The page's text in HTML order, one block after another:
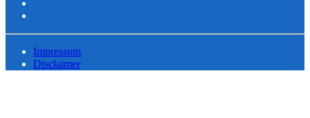
Impressum
Disclaimer